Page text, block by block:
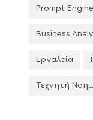
Prompt
Business
Εργαλεία
Τεχνητή